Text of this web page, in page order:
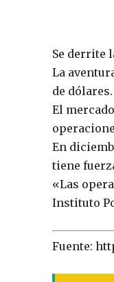
Se derrite
La
de dólares.
El
En
tiene
«Las
Instituto
Fuente: